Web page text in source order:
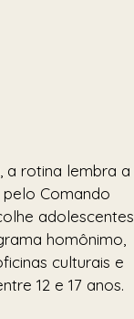
a rotina lembra a
Comando
adolescentes
homônimo,
culturais e
12 e 17 anos.